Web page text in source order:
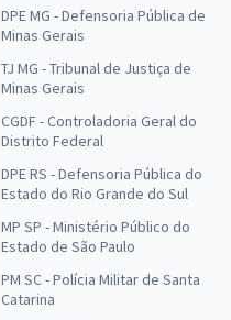
DPE MG - Defensoria Pública de
Minas Gerais
TJ MG - Tribunal de Justiça de
Minas Gerais
CGDF - Controladoria Geral do
Distrito Federal
DPE RS - Defensoria Pública do
Estado do Rio Grande do Sul
MP SP - Ministério Público do
Estado de São Paulo
PM SC - Polícia Militar de Santa
Catarina